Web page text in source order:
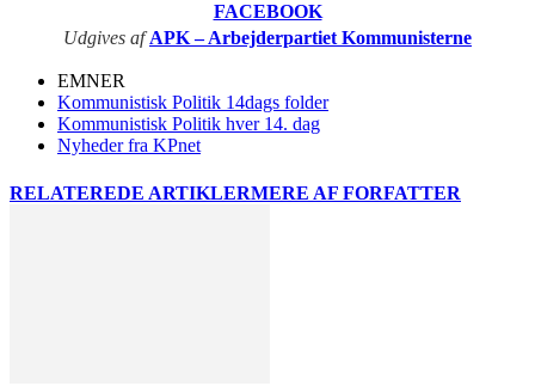
FACEBOOK
Udgives afAPK – Arbejderpartiet Kommunisterne
EMNER
Kommunistisk Politik 14dags folder
Kommunistisk Politik hver 14. dag
Nyheder fra KPnet
RELATEREDE ARTIKLERMERE AF FORFATTER